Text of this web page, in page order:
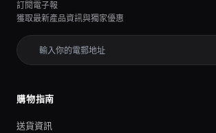
訂閱電子報
獲取最新產品資訊與獨家優惠
購物指南
送貨資訊